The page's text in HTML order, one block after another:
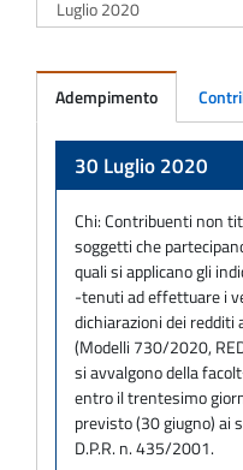
Adempimento
30 Luglio 2020
Chi:Contribuenti non
soggetti che
quali si applicano gli
-tenuti ad effettuare i
dichiarazioni dei redditi
(Modelli 730/2020,
si avvalgono della
entro il trentesimo
previsto (30 giugno) ai
D.P.R. n. 435/2001.